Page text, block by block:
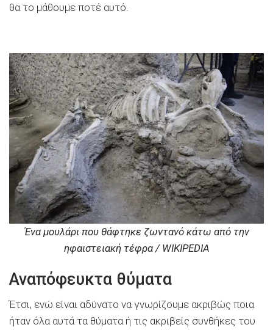
θα το μάθουμε ποτέ αυτό.
Ένα μουλάρι που θάφτηκε ζωντανό κάτω από την
ηφαιστειακή τέφρα / WIKIPEDIA
Αναπόφευκτα θύματα
Έτσι, ενώ είναι αδύνατο να γνωρίζουμε ακριβώς ποια
ήταν όλα αυτά τα θύματα ή τις ακριβείς συνθήκες του